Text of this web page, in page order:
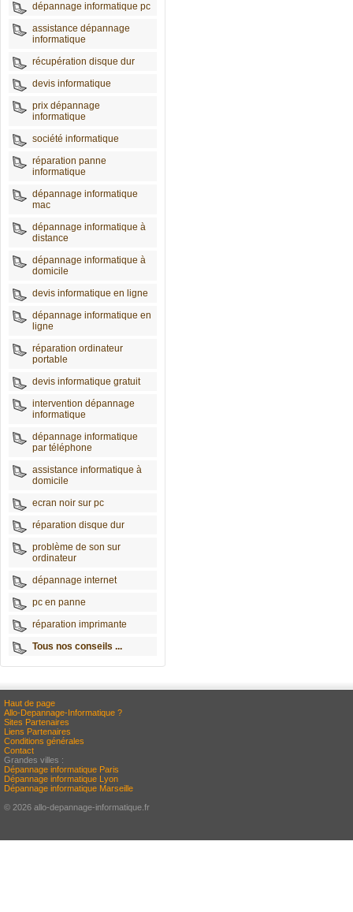
dépannage informatique pc
assistance dépannage
informatique
récupération disque dur
devis informatique
prix dépannage
informatique
société informatique
réparation panne
informatique
dépannage informatique
mac
dépannage informatique à
distance
dépannage informatique à
domicile
devis informatique en ligne
dépannage informatique en
ligne
réparation ordinateur
portable
devis informatique gratuit
intervention dépannage
informatique
dépannage informatique
par téléphone
assistance informatique à
domicile
ecran noir sur pc
réparation disque dur
problème de son sur
ordinateur
dépannage internet
pc en panne
réparation imprimante
Tous nos conseils ...
Haut de page
Allo-Depannage-Informatique ?
Sites Partenaires
Liens Partenaires
Conditions générales
Contact
Grandes villes :
Dépannage informatique Paris
Dépannage informatique Lyon
Dépannage informatique Marseille
© 2026 allo-depannage-informatique.fr